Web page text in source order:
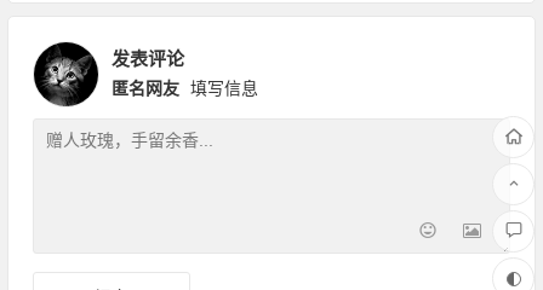
发表评论
匿名网友 填写信息